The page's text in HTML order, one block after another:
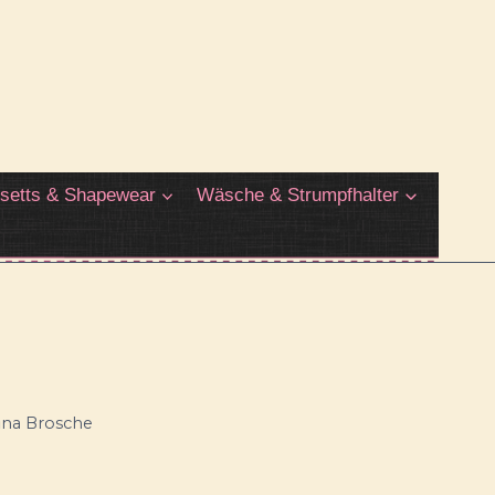
& Shapewear Wäsche & Strumpfhalter
Brosche